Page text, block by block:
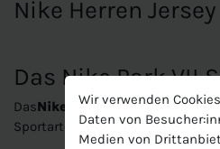
Nike Herren Jersey
Das Nike Park VII
DasNike Park VII Shirt für
Sportarten eignet. Es ist das
Wir verwenden
Daten von
Medien von